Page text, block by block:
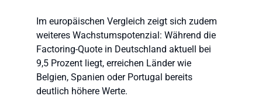
Im europäischen Vergleich zeigt sich zudem
weiteres Wachstumspotenzial: Während die
Factoring-Quote in Deutschland aktuell bei
9,5 Prozent liegt, erreichen Länder wie
Belgien, Spanien oder Portugal bereits
deutlich höhere Werte.